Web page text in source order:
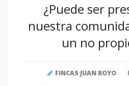
¿Puede ser
nuestra
un no
FINCAS JUAN ROYO